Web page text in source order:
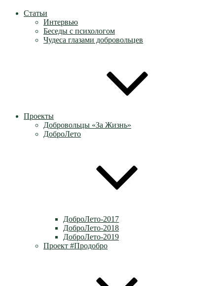
Статьи
Интервью
Беседы с психологом
Чудеса глазами добровольцев
Проекты
Добровольцы «За Жизнь»
ДоброЛето
ДоброЛето-2017
ДоброЛето-2018
ДоброЛето-2019
Проект #Продобро